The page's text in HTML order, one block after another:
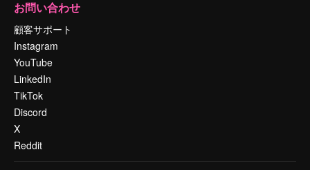
お問い合わせ
顧客サポート
Instagram
YouTube
LinkedIn
TikTok
Discord
X
Reddit